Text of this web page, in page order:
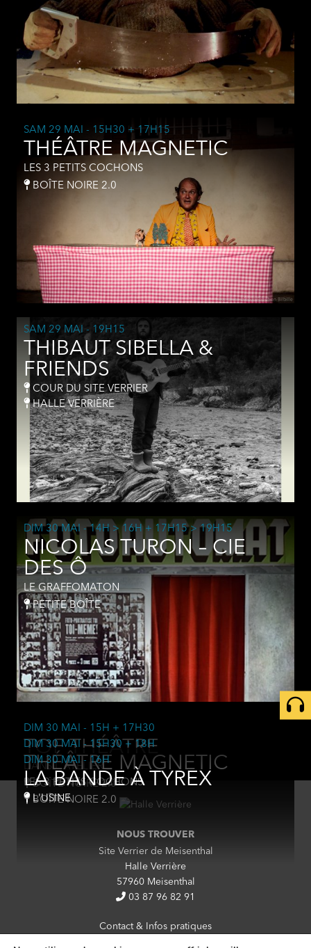
SAM 29 MAI - 15H30 + 17H15
THÉÂTRE MAGNETIC
LES 3 PETITS COCHONS
BOÎTE NOIRE 2.0
SAM 29 MAI - 19H15
THIBAUT SIBELLA &
FRIENDS
COUR DU SITE VERRIER
HALLE VERRIÈRE
DIM 30 MAI - 14H > 16H + 17H15 > 19H15
NICOLAS TURON – CIE
DES Ô
LE GRAFFOMATON
PETITE BOÎTE
DIM 30 MAI - 15H + 17H30
TOF THÉÂTRE
DANS L'ATELIER
BOÎTE NOIRE 2.0
DIM 30 MAI - 15H30 + 18H
THÉÂTRE MAGNETIC
LES 3 PETITS COCHONS
BOÎTE NOIRE 2.0
DIM 30 MAI - 16H
LA BANDE À TYREX
L'USINE
NOUS TROUVER
Site Verrier de Meisenthal
Halle Verrière
57960 Meisenthal
03 87 96 82 91
Contact & Infos pratiques